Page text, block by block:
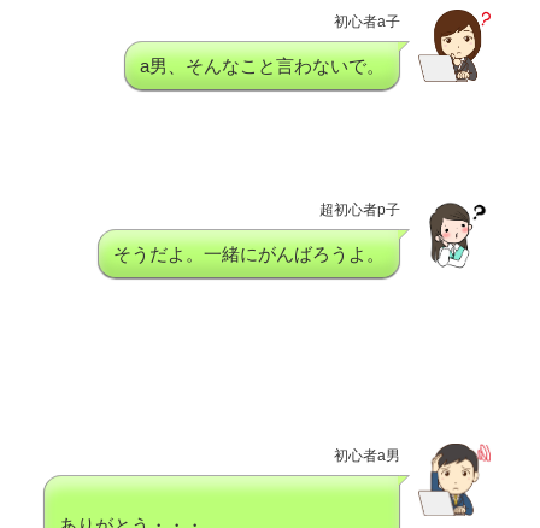
初心者a子
a男、そんなこと言わないで。
超初心者p子
そうだよ。一緒にがんばろうよ。
初心者a男